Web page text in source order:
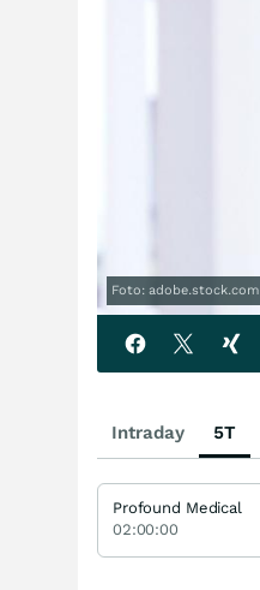
Foto: adobe.stock.com
Intraday 5T
Profound Medical
02:00:00